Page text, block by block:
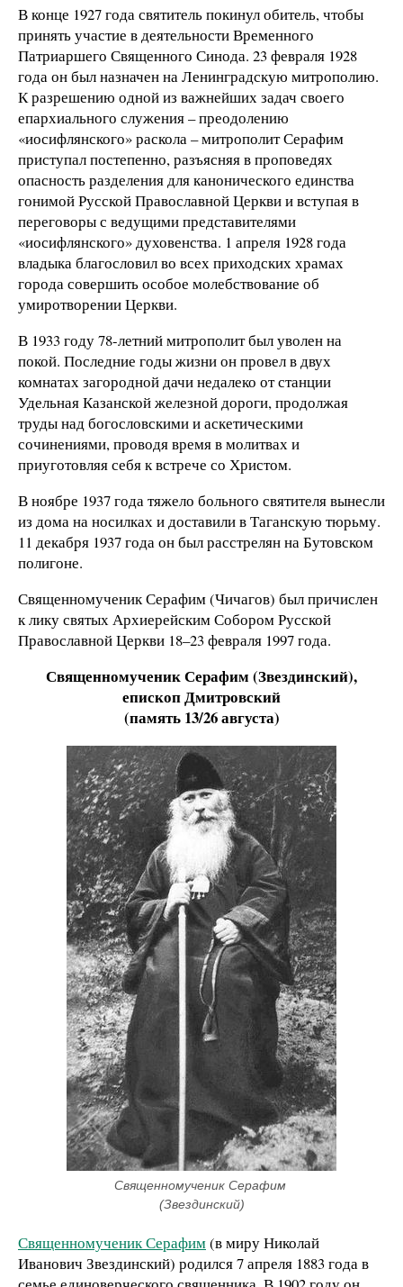
В конце 1927 года святитель покинул обитель, чтобы
принять участие в деятельности Временного
Патриаршего Священного Синода. 23 февраля 1928
года он был назначен на Ленинградскую митрополию.
К разрешению одной из важнейших задач своего
епархиального служения – преодолению
«иосифлянского» раскола – митрополит Серафим
приступал постепенно, разъясняя в проповедях
опасность разделения для канонического единства
гонимой Русской Православной Церкви и вступая в
переговоры с ведущими представителями
«иосифлянского» духовенства. 1 апреля 1928 года
владыка благословил во всех приходских храмах
города совершить особое молебствование об
умиротворении Церкви.
В 1933 году 78-летний митрополит был уволен на
покой. Последние годы жизни он провел в двух
комнатах загородной дачи недалеко от станции
Удельная Казанской железной дороги, продолжая
труды над богословскими и аскетическими
сочинениями, проводя время в молитвах и
приуготовляя себя к встрече со Христом.
В ноябре 1937 года тяжело больного святителя вынесли
из дома на носилках и доставили в Таганскую тюрьму.
11 декабря 1937 года он был расстрелян на Бутовском
полигоне.
Священномученик Серафим (Чичагов) был причислен
к лику святых Архиерейским Собором Русской
Православной Церкви 18–23 февраля 1997 года.
Священномученик Серафим (Звездинский),
епископ Дмитровский
(память 13/26 августа)
Священномученик Серафим
(Звездинский)
Священномученик Серафим(в миру Николай
Иванович Звездинский) родился 7 апреля 1883 года в